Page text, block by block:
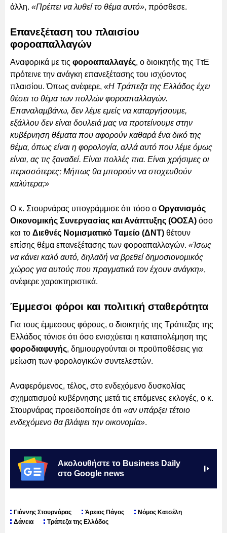
άλλη. «Πρέπει να λυθεί το θέμα αυτό», πρόσθεσε.
Επανεξέταση του πλαισίου
φοροαπαλλαγών
Αναφορικά με τις φοροαπαλλαγές, ο διοικητής της ΤτΕ
πρότεινε την ανάγκη επανεξέτασης του ισχύοντος
πλαισίου. Όπως ανέφερε, «Η Τράπεζα της Ελλάδος έχει
θέσει το θέμα των πολλών φοροαπαλλαγών.
Επαναλαμβάνω, δεν λέμε εμείς να καταργήσουμε,
εξάλλου δεν είναι δουλειά μας να προτείνουμε στην
κυβέρνηση θέματα που αφορούν καθαρά ένα δικό της
θέμα, όπως είναι η φορολογία, αλλά αυτό που λέμε όμως
είναι, ας τις ξαναδεί. Είναι πολλές πια. Είναι χρήσιμες οι
περισσότερες; Μήπως θα μπορούν να στοχευθούν
καλύτερα;»
Ο κ. Στουρνάρας υπογράμμισε ότι τόσο ο Οργανισμός
Οικονομικής Συνεργασίας και Ανάπτυξης (ΟΟΣΑ) όσο
και το Διεθνές Νομισματικό Ταμείο (ΔΝΤ) θέτουν
επίσης θέμα επανεξέτασης των φοροαπαλλαγών. «Ίσως
να κάνει καλό αυτό, δηλαδή να βρεθεί δημοσιονομικός
χώρος για αυτούς που πραγματικά τον έχουν ανάγκη»,
ανέφερε χαρακτηριστικά.
Έμμεσοι φόροι και πολιτική σταθερότητα
Για τους έμμεσους φόρους, ο διοικητής της Τράπεζας της
Ελλάδος τόνισε ότι όσο ενισχύεται η καταπολέμηση της
φοροδιαφυγής, δημιουργούνται οι προϋποθέσεις για
μείωση των φορολογικών συντελεστών.
Αναφερόμενος, τέλος, στο ενδεχόμενο δυσκολίας
σχηματισμού κυβέρνησης μετά τις επόμενες εκλογές, ο κ.
Στουρνάρας προειδοποίησε ότι «αν υπάρξει τέτοιο
ενδεχόμενο θα βλάψει την οικονομία».
Ακολουθήστε το Business Daily
στο Google news
Γιάννης Στουρνάρας Άρειος Πάγος
Νόμος Κατσέλη
Δάνεια
Τράπεζα της Ελλάδος